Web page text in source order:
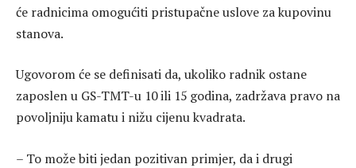
će radnicima omogućiti pristupačne uslove za kupovinu
stanova.
Ugovorom će se definisati da, ukoliko radnik ostane
zaposlen u GS-TMT-u 10 ili 15 godina, zadržava pravo na
povoljniju kamatu i nižu cijenu kvadrata.
– To može biti jedan pozitivan primjer, da i drugi